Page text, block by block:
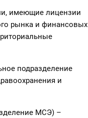
имеющие лицензии
рынка и финансовых
подразделение
и
МСЭ) –